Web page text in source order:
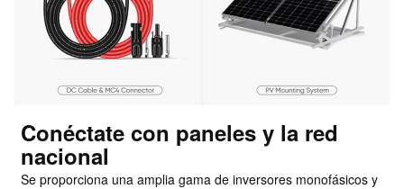
Conéctate con paneles y la red
nacional
Se proporciona una amplia gama de inversores monofásicos y